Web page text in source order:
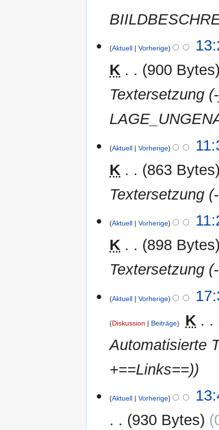
AprilAktuell Vorherige
K
900 Bytes
Textersetzung
AprilAktuell Vorherige
K
863 Bytes
Textersetzung (-
Aktuell Vorherige
K
898 Bytes
Textersetzung (-
MärzAktuell Vorherige
Diskussion Beiträge
K
Automatisierte
+==Links==)
MärzAktuell Vorherige
930 Bytes